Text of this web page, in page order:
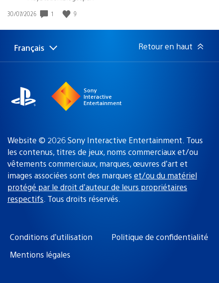
Date
publication
30/07/2026 1 9
Choisir
Région
Français Retour en haut
Sony
Interactive
Entertainment
Website © 2026 Sony Interactive Entertainment. Tous
les contenus, titres de jeux, noms commerciaux et/ou
vêtements commerciaux, marques, œuvres d’art et
images associées sont des marques et/ou du matériel
protégé par le droit d’auteur de leurs propriétaires
respectifs. Tous droits réservés.
Conditions d’utilisation
Politique de confidentialité
Mentions légales